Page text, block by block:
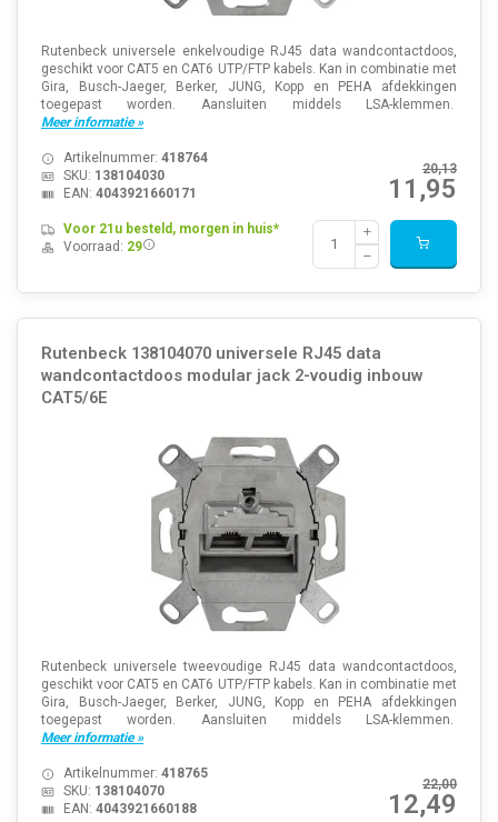
Rutenbeck universele enkelvoudige RJ45 data wandcontactdoos,
geschikt voor CAT5 en CAT6 UTP/FTP kabels. Kan in combinatie met
Gira, Busch-Jaeger, Berker, JUNG, Kopp en PEHA afdekkingen
toegepast worden. Aansluiten middels LSA-klemmen.
Meer informatie »
20,13
11,95
Artikelnummer: 418764
SKU: 138104030
EAN: 4043921660171
Voor 21u besteld, morgen in huis*
Voorraad: 29
Rutenbeck 138104070 universele RJ45 data
wandcontactdoos modular jack 2-voudig inbouw
CAT5/6E
Rutenbeck universele tweevoudige RJ45 data wandcontactdoos,
geschikt voor CAT5 en CAT6 UTP/FTP kabels. Kan in combinatie met
Gira, Busch-Jaeger, Berker, JUNG, Kopp en PEHA afdekkingen
toegepast worden. Aansluiten middels LSA-klemmen.
Meer informatie »
22,00
12,49
Artikelnummer: 418765
SKU: 138104070
EAN: 4043921660188